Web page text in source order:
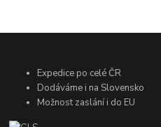
Expedice po celé ČR
Dodáváme i na Slovensko
Možnost zaslání i do EU